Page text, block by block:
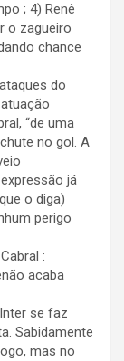
; 4) Renê
o zagueiro
chance
do
“de uma
no gol. A
já
o diga)
perigo
:
acaba
se faz
Sabidamente
mas no